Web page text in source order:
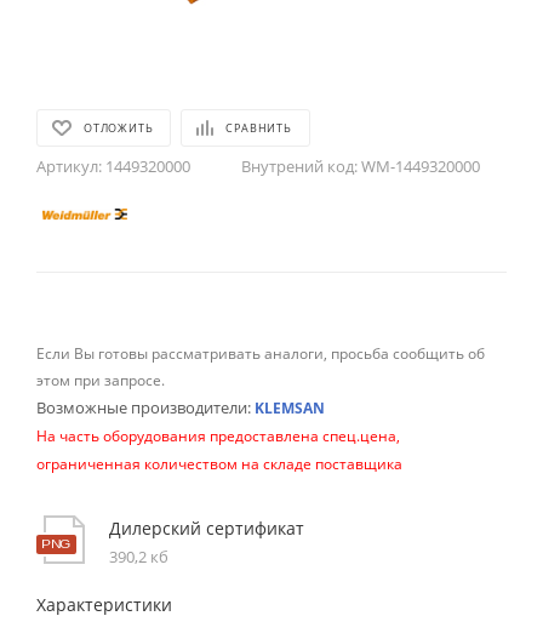
ОТЛОЖИТЬ СРАВНИТЬ
Артикул: 1449320000 Внутрений код:WM-1449320000
Если Вы готовы рассматривать аналоги, просьба сообщить об
этом при запросе.
Возможные производители: KLEMSAN
На часть оборудования предоставлена спец.цена,
ограниченная количеством на складе поставщика
Дилерский сертификат
390,2 кб
Характеристики